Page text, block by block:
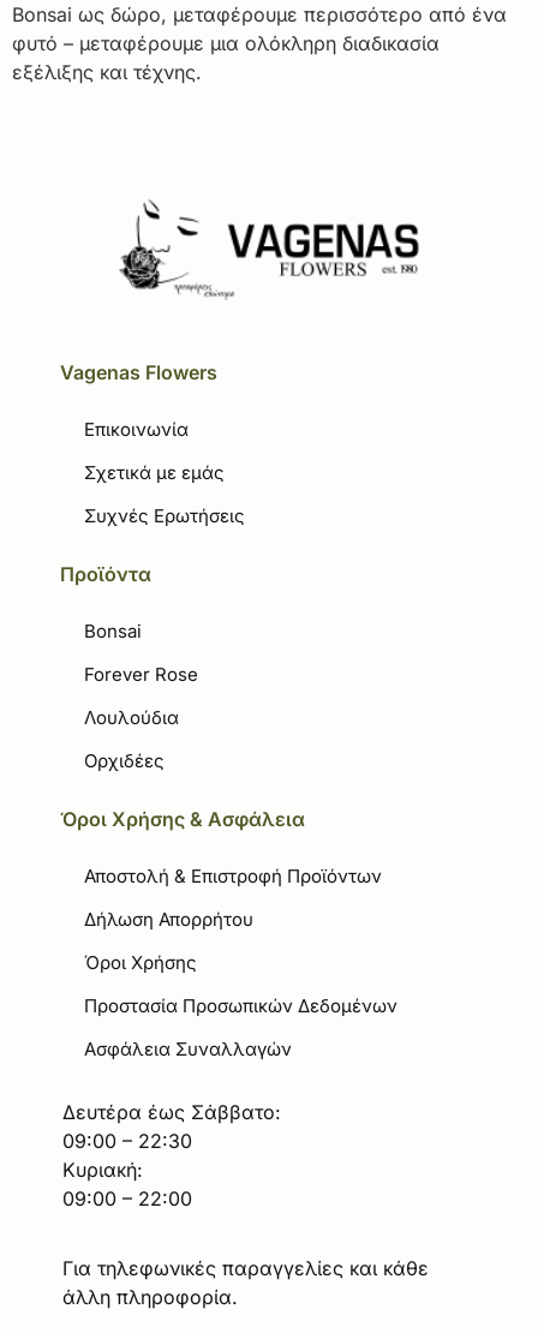
Bonsai ως δώρο, μεταφέρουμε περισσότερο από ένα
φυτό – μεταφέρουμε μια ολόκληρη διαδικασία
εξέλιξης και τέχνης.
Vagenas Flowers
Επικοινωνία
Σχετικά με εμάς
Συχνές Ερωτήσεις
Προϊόντα
Bonsai
Forever Rose
Λουλούδια
Ορχιδέες
Όροι Χρήσης & Ασφάλεια
Αποστολή & Επιστροφή Προϊόντων
Δήλωση Απορρήτου
Όροι Χρήσης
Προστασία Προσωπικών Δεδομένων
Ασφάλεια Συναλλαγών
Δευτέρα έως Σάββατο:
09:00 – 22:30
Κυριακή:
09:00 – 22:00
Για τηλεφωνικές παραγγελίες και κάθε
άλλη πληροφορία.